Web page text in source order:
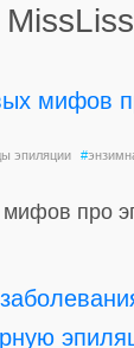
эпиляции #
мифов про